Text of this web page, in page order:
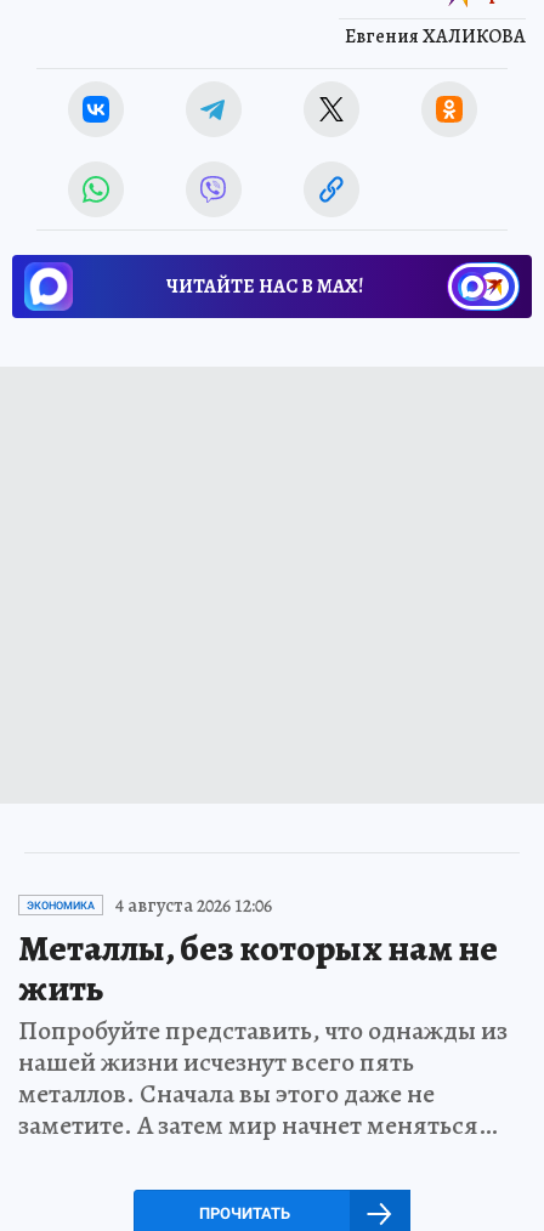
Евгения ХАЛИКОВА
ЧИТАЙТЕ НАС В МАХ!
ЭКОНОМИКА 4 августа 2026 12:06
Металлы, без которых нам не
жить
Попробуйте представить, что однажды из
нашей жизни исчезнут всего пять
металлов. Сначала вы этого даже не
заметите. А затем мир начнет меняться…
ПРОЧИТАТЬ